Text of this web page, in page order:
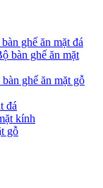
ghế ăn mặt đá
bàn ghế ăn mặt
ghế ăn mặt gỗ
đá
kính
gỗ